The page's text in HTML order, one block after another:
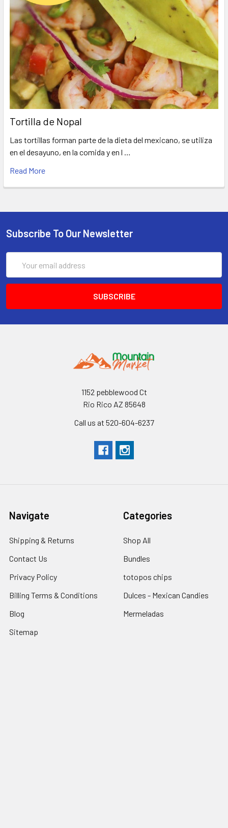
Tortilla de Nopal
Las tortillas forman parte de la dieta del mexicano, se utiliza
en el desayuno, en la comida y en l …
Read More
Subscribe To Our Newsletter
Address
1152 pebblewood Ct
Rio Rico AZ 85648
Call us at 520-604-6237
Navigate
Shipping & Returns
Contact Us
Privacy Policy
Billing Terms & Conditions
Blog
Sitemap
Categories
Shop All
Bundles
totopos chips
Dulces - Mexican Candies
Mermeladas